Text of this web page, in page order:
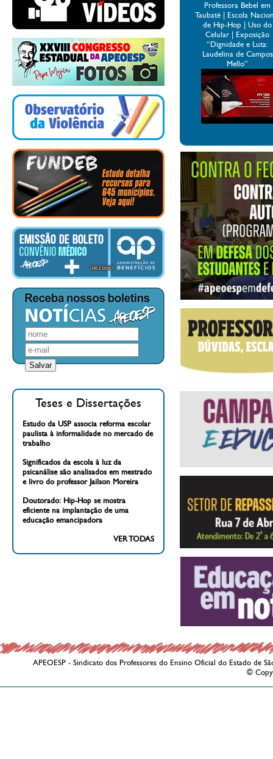
Teses e Dissertações
Estudo da USP associa reforma escolar
paulista à informalidade no mercado de
trabalho
Significados da escola à luz da
psicanálise são analisados em mestrado
e livro do professor Jailson Moreira
Doutorado: Hip-Hop se mostra
eficiente na implantação de uma
educação emancipadora
VER TODAS
Professora Bebel em
Taubaté | Escola
de Hip-Hop | Uso do
Celular | Exposição
“Dignidade e Luta:
Laudelina de Campos
Mello”
APEOESP - Sindicato dos Professores do Ensino Oficial do Estado de
©